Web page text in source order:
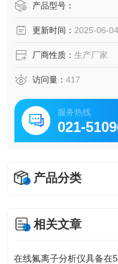
产品型号：
更新时间： 2025-06-04
厂商性质： 生产厂家
访问量： 417
服务热线
021-
产品分类
相关文章
在线氟离子分析仪具备在